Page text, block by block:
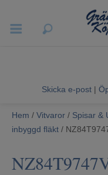
Sommarrea
Vitvaror
Ljud & Bild
Skicka e-post |
Hem / Vitvaror / Spisar &
inbyggd fläkt /